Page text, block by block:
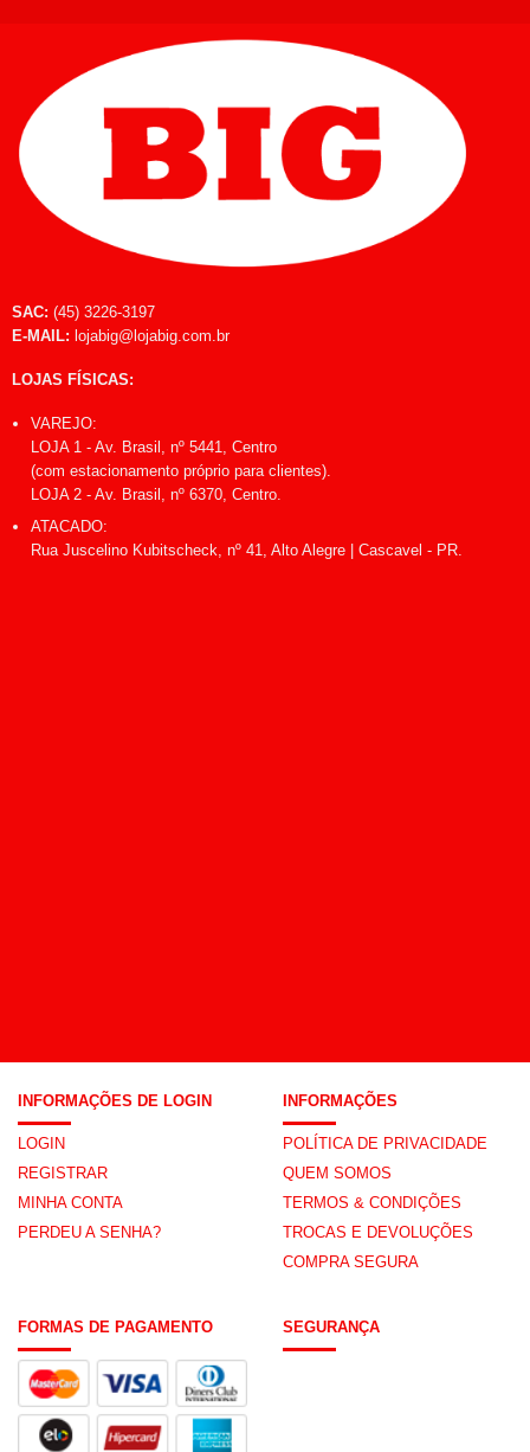
SAC: (45) 3226-3197
E-MAIL: lojabig@lojabig.com.br
LOJAS FÍSICAS:
VAREJO:
LOJA 1 - Av. Brasil, nº 5441, Centro
(com estacionamento próprio para clientes).
LOJA 2 - Av. Brasil, nº 6370, Centro.
ATACADO:
Rua Juscelino Kubitscheck, nº 41, Alto Alegre | Cascavel - PR.
INFORMAÇÕES DE LOGIN
LOGIN
REGISTRAR
MINHA CONTA
PERDEU A SENHA?
INFORMAÇÕES
POLÍTICA DE PRIVACIDADE
QUEM SOMOS
TERMOS & CONDIÇÕES
TROCAS E DEVOLUÇÕES
COMPRA SEGURA
FORMAS DE PAGAMENTO SEGURANÇA